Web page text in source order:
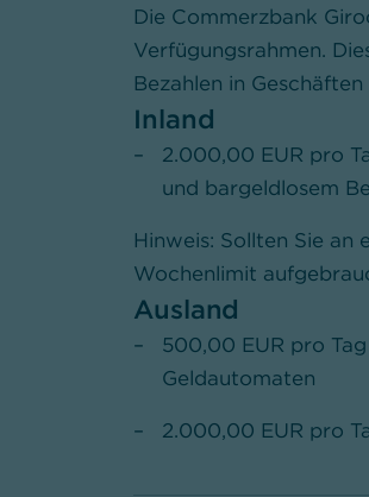
Die Commerzbank
Verfügungsrahmen.
Bezahlen in
Inland
2.000,00 EUR pro
und bargeldlosem
Hinweis: Sollten Sie
Wochenlimit
Ausland
500,00 EUR pro
Geldautomaten
2.000,00 EUR pro